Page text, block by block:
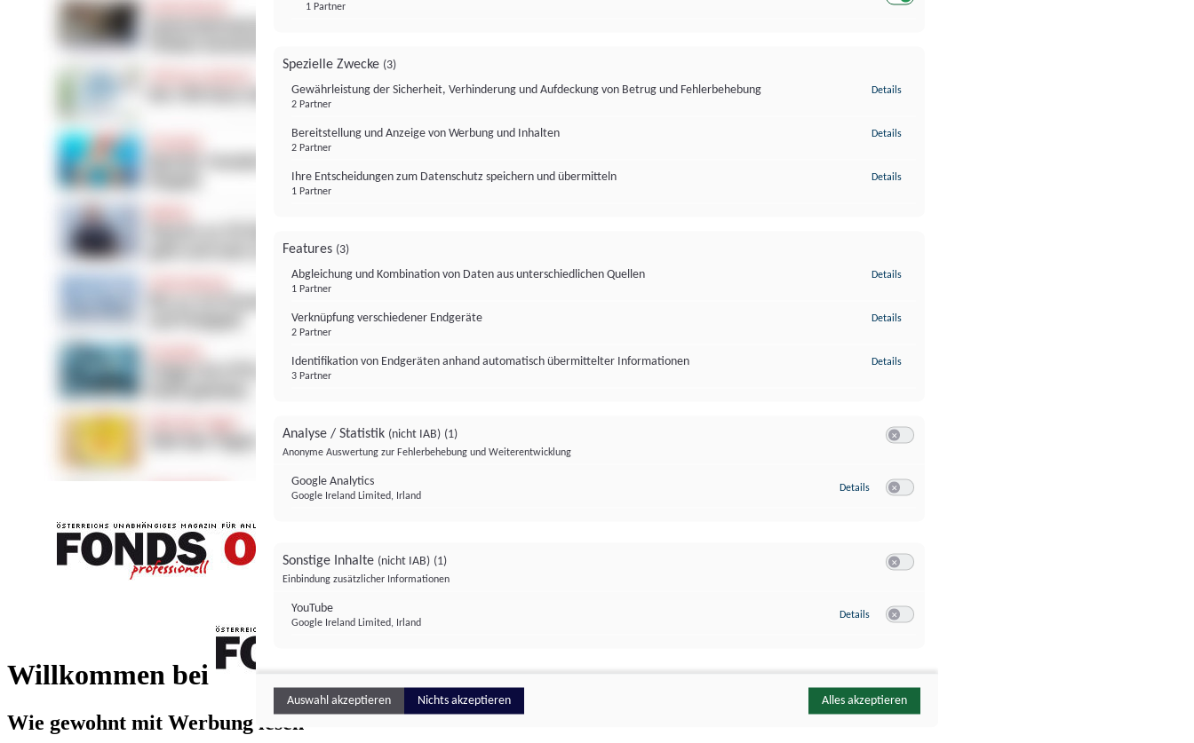
Willkommen bei
FONDS professionell
Wie gewohnt mit Werbung lesen
1 Partner
Spezielle Zwecke (3)
Gewährleistung der Sicherheit, Verhinderung und Aufdeckung von Betrug und Fehlerbehebung
2 Partner
Details
Bereitstellung und Anzeige von Werbung und Inhalten
2 Partner
Details
Ihre Entscheidungen zum Datenschutz speichern und übermitteln
1 Partner
Details
Features (3)
Abgleichung und Kombination von Daten aus unterschiedlichen Quellen
1 Partner
Details
Verknüpfung verschiedener Endgeräte
2 Partner
Details
Identifikation von Endgeräten anhand automatisch übermittelter Informationen
3 Partner
Details
Analyse / Statistik (nicht IAB) (1)
Anonyme Auswertung zur Fehlerbehebung und Weiterentwicklung
Google Analytics
Google Ireland Limited, Irland
Details zu Google Analytics
Sonstige Inhalte (nicht IAB) (1)
Einbindung zusätzlicher Informationen
YouTube
Google Ireland Limited, Irland
Details zu YouTube
Auswahl akzeptieren Nichts akzeptieren Alles akzeptieren